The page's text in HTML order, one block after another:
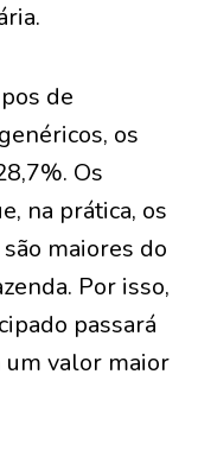
de
os
Os
na prática, os
maiores do
Por isso,
passará
um valor maior